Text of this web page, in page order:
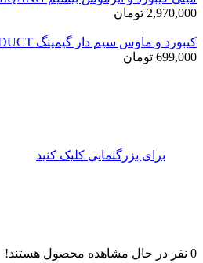
2,970,000 تومان
کیبورد و ماوس سیم دار گیمینگ XP-PRODUCT مدل XP-11400
699,000 تومان
برای بزرگنمایی کلیک کنید
0 نفر در حال مشاهده محصول هستند!